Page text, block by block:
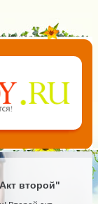
второй"